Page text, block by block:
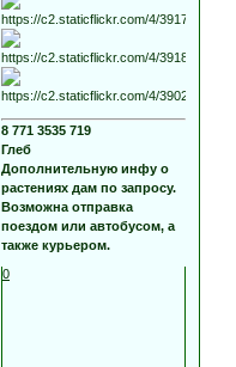
8 771 3535 719
Глеб
Дополнительную инфу о
растениях дам по запросу.
Возможна отправка
поездом или автобусом, а
также курьером.
0